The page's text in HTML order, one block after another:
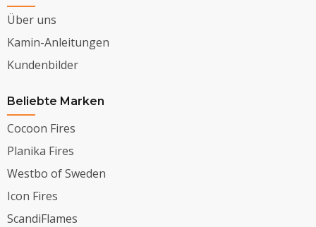
Über uns
Kamin-Anleitungen
Kundenbilder
Beliebte Marken
Cocoon Fires
Planika Fires
Westbo of Sweden
Icon Fires
ScandiFlames